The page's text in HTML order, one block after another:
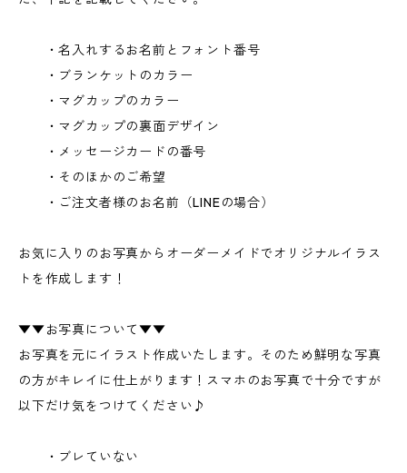
・名入れするお名前とフォント番号
・ブランケットのカラー
・マグカップのカラー
・マグカップの裏面デザイン
・メッセージカードの番号
・そのほかのご希望
・ご注文者様のお名前（LINEの場合）
お気に入りのお写真からオーダーメイドでオリジナルイラス
トを作成します！
▼▼お写真について▼▼
お写真を元にイラスト作成いたします。そのため鮮明な写真
の方がキレイに仕上がります！スマホのお写真で十分ですが
以下だけ気をつけてください♪
・ブレていない